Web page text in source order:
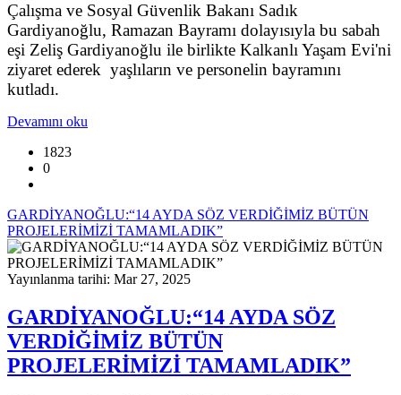
Çalışma ve Sosyal Güvenlik Bakanı Sadık
Gardiyanoğlu, Ramazan Bayramı dolayısıyla bu sabah
eşi Zeliş Gardiyanoğlu ile birlikte Kalkanlı Yaşam Evi'ni
ziyaret ederek yaşlıların ve personelin bayramını
kutladı.
Devamını oku
1823
0
GARDİYANOĞLU:“14 AYDA SÖZ VERDİĞİMİZ BÜTÜN
PROJELERİMİZİ TAMAMLADIK”
Yayınlanma tarihi: Mar 27, 2025
GARDİYANOĞLU:“14 AYDA SÖZ
VERDİĞİMİZ BÜTÜN
PROJELERİMİZİ TAMAMLADIK”